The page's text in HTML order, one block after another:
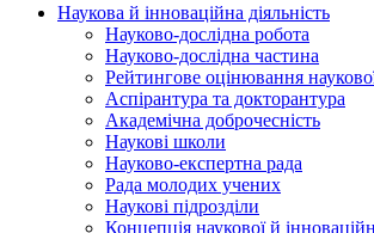
Наукова й інноваційна діяльність
Науково-дослідна робота
Науково-дослідна частина
Рейтингове оцінювання наукової
Аспірантура та докторантура
Академічна доброчесність
Наукові школи
Науково-експертна рада
Рада молодих учених
Наукові підрозділи
Концепція наукової й